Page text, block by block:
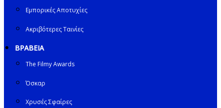
Εμπορικές Αποτυχίες
Ακριβότερες Ταινίες
ΒΡΑΒΕΙΑ
The Filmy Awards
Όσκαρ
Χρυσές Σφαίρες